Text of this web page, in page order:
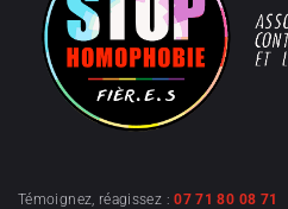
Témoignez, réagissez :07 71 80 08 71